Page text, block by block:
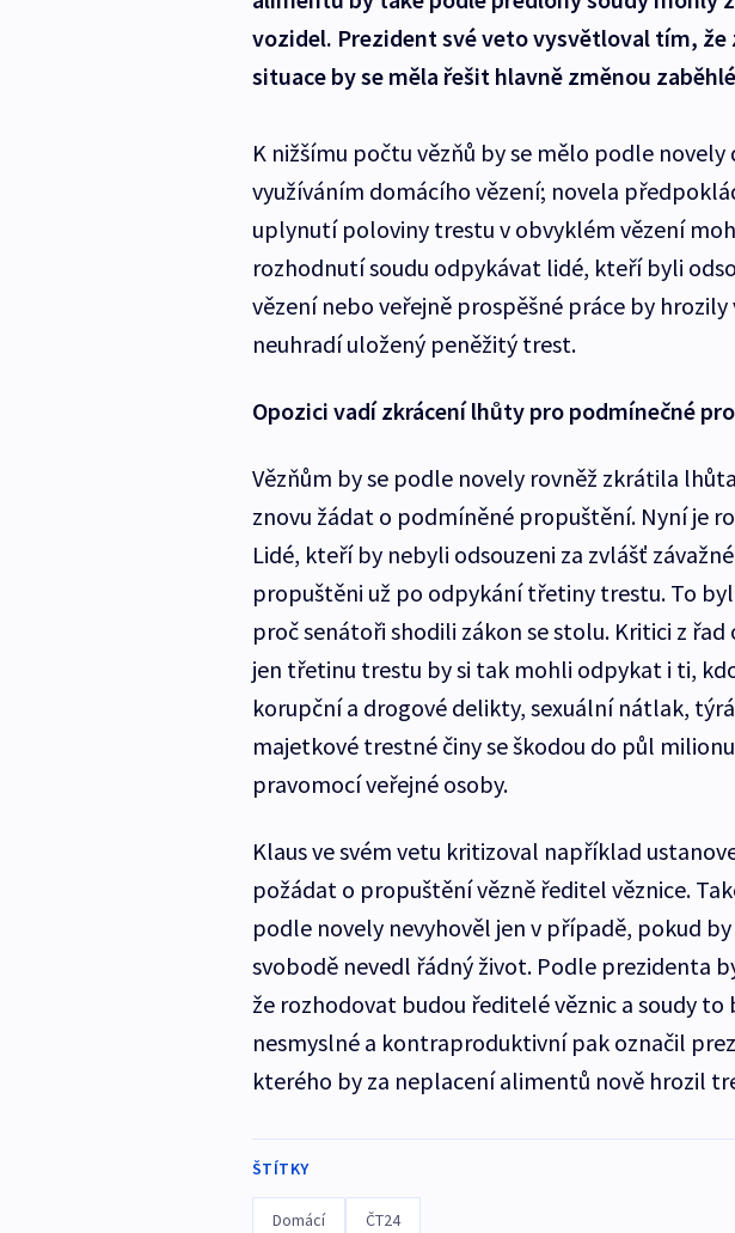
vozidel. Prezident své veto vysvětloval tím, že
situace by se měla řešit hlavně změnou
K nižšímu počtu vězňů by se mělo podle
využíváním domácího vězení; novela
uplynutí poloviny trestu v obvyklém vězení
rozhodnutí soudu odpykávat lidé, kteří byli
vězení nebo veřejně prospěšné práce by
neuhradí uložený peněžitý trest.
Opozici vadí zkrácení lhůty pro podmínečné
Vězňům by se podle novely rovněž zkrátila
znovu žádat o podmíněné propuštění. Nyní je
Lidé, kteří by nebyli odsouzeni za zvlášť
propuštěni už po odpykání třetiny trestu. To
proč senátoři shodili zákon se stolu. Kritici z
jen třetinu trestu by si tak mohli odpykat i ti,
korupční a drogové delikty, sexuální nátlak,
majetkové trestné činy se škodou do půl
pravomocí veřejné osoby.
Klaus ve svém vetu kritizoval například
požádat o propuštění vězně ředitel věznice.
podle novely nevyhověl jen v případě, pokud
svobodě nevedl řádný život. Podle prezidenta
že rozhodovat budou ředitelé věznic a soudy
nesmyslné a kontraproduktivní pak označil
kterého by za neplacení alimentů nově hrozil
ŠTÍTKY
Domácí ČT24